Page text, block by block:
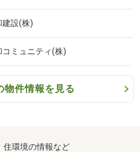
建設(株)
コミュニティ(株)
物件情報を見る
住環境の情報など